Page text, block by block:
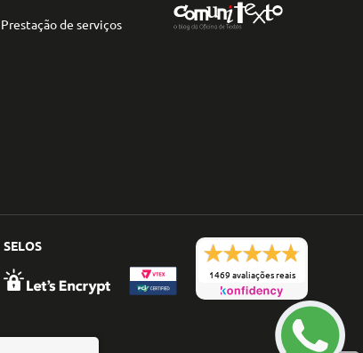
Prestação de serviços
SELOS
1469 avaliações reais